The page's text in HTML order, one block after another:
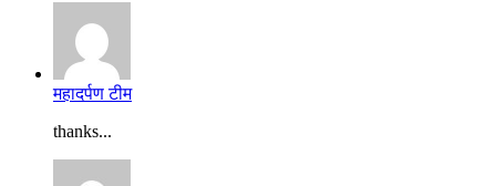
महादर्पण टीम
thanks...